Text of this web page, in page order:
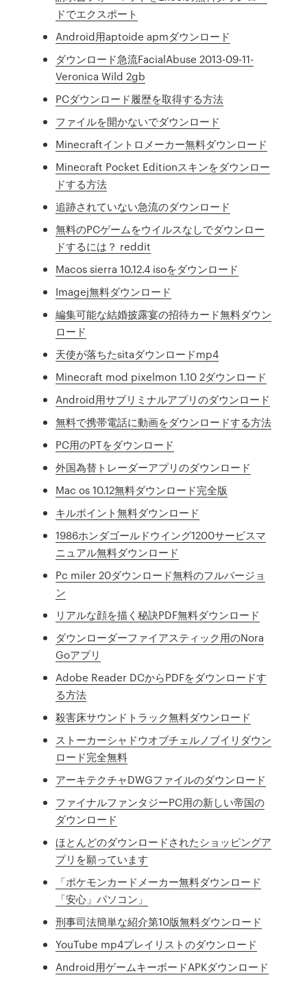
ドでエクスポート
Android用aptoide apmダウンロード
ダウンロード急流FacialAbuse 2013-09-11-
Veronica Wild 2gb
PCダウンロード履歴を取得する方法
ファイルを開かないでダウンロード
Minecraftイントロメーカー無料ダウンロード
Minecraft Pocket Editionスキンをダウンロー
ドする方法
追跡されていない急流のダウンロード
無料のPCゲームをウイルスなしでダウンロー
ドするには？ reddit
Macos sierra 10.12.4 isoをダウンロード
Imagej無料ダウンロード
編集可能な結婚披露宴の招待カード無料ダウン
ロード
天使が落ちたsitaダウンロードmp4
Minecraft mod pixelmon 1.10 2ダウンロード
Android用サブリミナルアプリのダウンロード
無料で携帯電話に動画をダウンロードする方法
PC用のPTをダウンロード
外国為替トレーダーアプリのダウンロード
Mac os 10.12無料ダウンロード完全版
キルポイント無料ダウンロード
1986ホンダゴールドウイング1200サービスマ
ニュアル無料ダウンロード
Pc miler 20ダウンロード無料のフルバージョ
ン
リアルな顔を描く秘訣PDF無料ダウンロード
ダウンローダーファイアスティック用のNora
Goアプリ
Adobe Reader DCからPDFをダウンロードす
る方法
殺害床サウンドトラック無料ダウンロード
ストーカーシャドウオブチェルノブイリダウン
ロード完全無料
アーキテクチャDWGファイルのダウンロード
ファイナルファンタジーPC用の新しい帝国の
ダウンロード
ほとんどのダウンロードされたショッピングア
プリを願っています
「ポケモンカードメーカー無料ダウンロード
「安心」パソコン」
刑事司法簡単な紹介第10版無料ダウンロード
YouTube mp4プレイリストのダウンロード
Android用ゲームキーボードAPKダウンロード